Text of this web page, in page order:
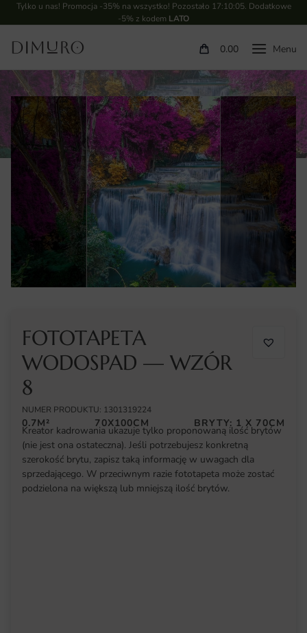
Tylko u nas! Promocja -35% na wszystko! Pozostało 17:10:04. Dodatkowe
-5% z kodem LATO
0.00
FOTOTAPETA
WODOSPAD — WZÓR
8
NUMER PRODUKTU: 1301319224
0.7M² 70X100CM BRYTY: 1 X 70CM
Kreator kadrowania ukazuje tylko proponowaną ilość brytów
(nie jest ona ostateczna). Jeśli potrzebujesz konkretną
szerokość brytu, zapisz taką informację w uwagach dla
sprzedającego. W przeciwnym razie fototapeta może zostać
podzielona na większą lub mniejszą ilość brytów.